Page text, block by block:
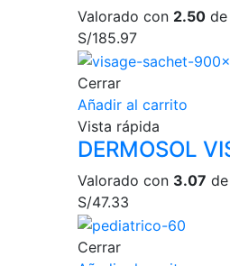
Valorado con 2.50
S/185.97
Cerrar
Añadir al carrito
Vista rápida
DERMOSOL
Valorado con 3.07
S/47.33
Cerrar